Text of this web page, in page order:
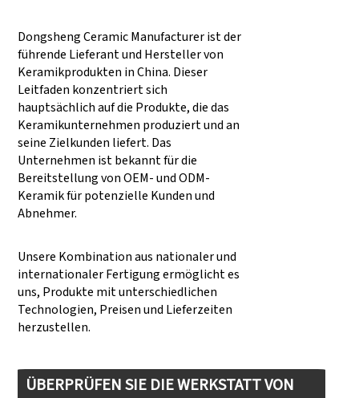
Dongsheng Ceramic Manufacturer ist der
führende Lieferant und Hersteller von
Keramikprodukten in China. Dieser
Leitfaden konzentriert sich
hauptsächlich auf die Produkte, die das
Keramikunternehmen produziert und an
seine Zielkunden liefert. Das
Unternehmen ist bekannt für die
Bereitstellung von OEM- und ODM-
Keramik für potenzielle Kunden und
Abnehmer.
Unsere Kombination aus nationaler und
internationaler Fertigung ermöglicht es
uns, Produkte mit unterschiedlichen
Technologien, Preisen und Lieferzeiten
herzustellen.
ÜBERPRÜFEN SIE DIE WERKSTATT VON